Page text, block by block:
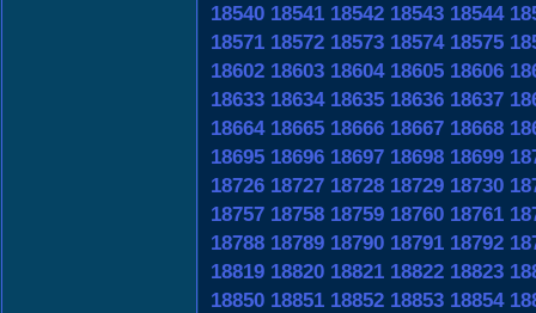
18540 18541 18542 18543 18544
18571 18572 18573 18574 18575
18602 18603 18604 18605 18606
18633 18634 18635 18636 18637
18664 18665 18666 18667 18668
18695 18696 18697 18698 18699
18726 18727 18728 18729 18730
18757 18758 18759 18760 18761
18788 18789 18790 18791 18792
18819 18820 18821 18822 18823
18850 18851 18852 18853 18854